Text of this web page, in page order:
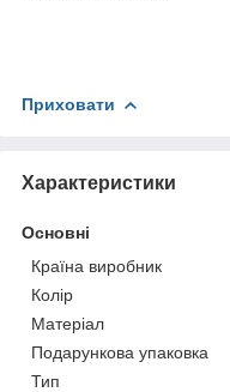
Приховати
Характеристики
Основні
Країна виробник
Колір
Матеріал
Подарункова упаковка
Тип